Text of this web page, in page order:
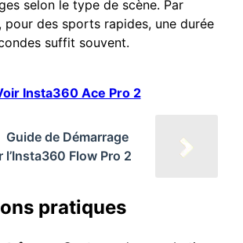
selon le type de scène. Par
pour des sports rapides, une durée
suffit souvent.
Insta360 Ace Pro 2
Guide de Démarrage
l’Insta360 Flow Pro 2
pratiques